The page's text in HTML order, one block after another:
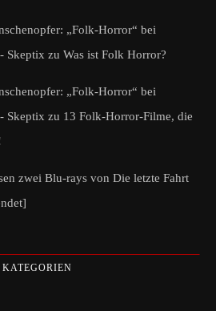
„Folk-Horror“ bei
Skeptix zu Was ist Folk Horror?
„Folk-Horror“ bei
Skeptix zu 13 Folk-Horror-Filme, die
zwei Blu-rays von Die letzte Fahrt
KATEGORIEN